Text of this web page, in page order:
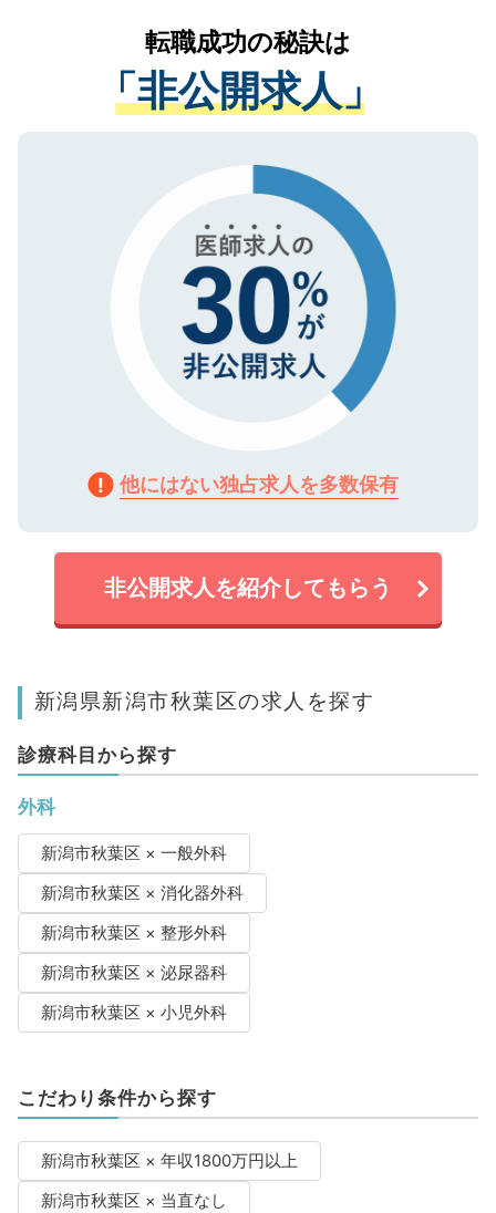
は、個人情報の取り扱いについての厳密な
管理基準を満たした事業者のみに付与され
る、プライバシーマークを取得済みです。
で、機密保持に関してもご安心ください。
かがいして、現在の医療機関の状況や紹介
経験をまじえながら、適切なアドバイスを
させていただきます。すぐにご転職をされ
ない方には、長期的なサポートが可能です
ので、まずはご登録ください。
転職成功の秘訣は
「非公開求人」
他にはない独占求人を多数保有
非公開求人を紹介してもらう
新潟県新潟市秋葉区の求人を探す
診療科目から探す
外科
新潟市秋葉区 × 一般外科
新潟市秋葉区 × 消化器外科
新潟市秋葉区 × 整形外科
新潟市秋葉区 × 泌尿器科
新潟市秋葉区 × 小児外科
こだわり条件から探す
新潟市秋葉区 × 年収1800万円以上
新潟市秋葉区 × 当直なし